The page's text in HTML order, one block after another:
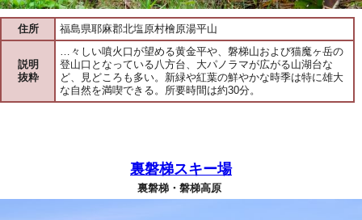
住所 福島県耶麻郡北塩原村檜原湯平山
説明
抜粋
…々しい噴火口が望める黄金平や、磐梯山および猫魔ヶ岳の
登山口となっている八方台、大パノラマが広がる山湖台な
ど、見どころも多い。新緑や紅葉の鮮やかな時季は特に雄大
な自然を満喫できる。所要時間は約30分。
裏磐梯スキー場
裏磐梯・磐梯高原